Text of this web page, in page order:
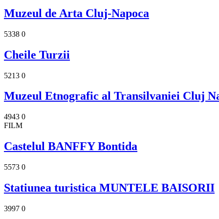
Muzeul de Arta Cluj-Napoca
5338 0
Cheile Turzii
5213 0
Muzeul Etnografic al Transilvaniei Cluj
4943 0
FILM
Castelul BANFFY Bontida
5573 0
Statiunea turistica MUNTELE BAISORII
3997 0